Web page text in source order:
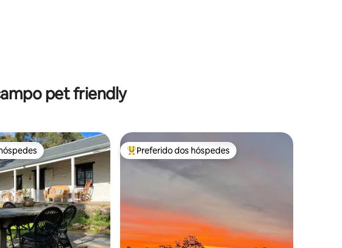
5, 189 avaliações
pet friendly
Entre os melhores preferidos dos hóspedes
Preferido dos hóspedes